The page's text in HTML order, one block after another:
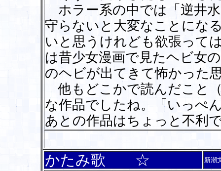
ホラー系の中では「逆井
守らないと大変なことにな
いと思うけれども欲張って
は昔少女漫画で見たヘビ女
のヘビが出てきて怖かった
他もどこかで読んだこと
な作品でしたね。「いっぺ
あとの作品はちょっと不
かたみ歌 ☆ 新潮